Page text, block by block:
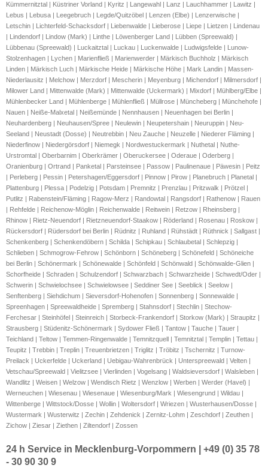
Kümmernitztal | Küstriner Vorland | Kyritz | Langewahl | Lanz | Lauchhammer | Lawitz |
Lebus | Lebusa | Leegebruch | Legde/Quitzöbel | Lenzen (Elbe) | Lenzerwische |
Letschin | Lichterfeld-Schacksdorf | Liebenwalde | Lieberose | Liepe | Lietzen | Lindenau
| Lindendorf | Lindow (Mark) | Linthe | Löwenberger Land | Lübben (Spreewald) |
Lübbenau (Spreewald) | Luckaitztal | Luckau | Luckenwalde | Ludwigsfelde | Lunow-
Stolzenhagen | Lychen | Marienfließ | Marienwerder | Märkisch Buchholz | Märkisch
Linden | Märkisch Luch | Märkische Heide | Märkische Höhe | Mark Landin | Massen-
Niederlausitz | Melchow | Merzdorf | Mescherin | Meyenburg | Michendorf | Milmersdorf |
Milower Land | Mittenwalde (Mark) | Mittenwalde (Uckermark) | Mixdorf | Mühlberg/Elbe |
Mühlenbecker Land | Mühlenberge | Mühlenfließ | Müllrose | Müncheberg | Münchehofe |
Nauen | Neiße-Malxetal | Neißemünde | Nennhausen | Neuenhagen bei Berlin |
Neuhardenberg | Neuhausen/Spree | Neulewin | Neupetershain | Neuruppin | Neu-
Seeland | Neustadt (Dosse) | Neutrebbin | Neu Zauche | Neuzelle | Niederer Fläming |
Niederfinow | Niedergörsdorf | Niemegk | Nordwestuckermark | Nuthetal | Nuthe-
Urstromtal | Oberbarnim | Oberkrämer | Oberuckersee | Oderaue | Oderberg |
Oranienburg | Ortrand | Panketal | Parsteinsee | Passow | Paulinenaue | Päwesin | Peitz
| Perleberg | Pessin | Petershagen/Eggersdorf | Pinnow | Pirow | Planebruch | Planetal |
Plattenburg | Plessa | Podelzig | Potsdam | Premnitz | Prenzlau | Pritzwalk | Prötzel |
Putlitz | Rabenstein/Fläming | Ragow-Merz | Randowtal | Rangsdorf | Rathenow | Rauen
| Rehfelde | Reichenow-Möglin | Reichenwalde | Reitwein | Retzow | Rheinsberg |
Rhinow | Rietz-Neuendorf | Rietzneuendorf-Staakow | Röderland | Rosenau | Roskow |
Rückersdorf | Rüdersdorf bei Berlin | Rüdnitz | Ruhland | Rühstädt | Rüthnick | Sallgast |
Schenkenberg | Schenkendöbern | Schilda | Schipkau | Schlaubetal | Schlepzig |
Schlieben | Schmogrow-Fehrow | Schönborn | Schöneberg | Schönefeld | Schöneiche
bei Berlin | Schönermark | Schönewalde | Schönfeld | Schönwald | Schönwalde-Glien |
Schorfheide | Schraden | Schulzendorf | Schwarzbach | Schwarzheide | Schwedt/Oder |
Schwerin | Schwielochsee | Schwielowsee | Seddiner See | Seeblick | Seelow |
Senftenberg | Siehdichum | Sieversdorf-Hohenofen | Sonnenberg | Sonnewalde |
Spreenhagen | Spreewaldheide | Spremberg | Stahnsdorf | Stechlin | Stechow-
Ferchesar | Steinhöfel | Steinreich | Storbeck-Frankendorf | Storkow (Mark) | Straupitz |
Strausberg | Stüdenitz-Schönermark | Sydower Fließ | Tantow | Tauche | Tauer |
Teichland | Teltow | Temmen-Ringenwalde | Temnitzquell | Temnitztal | Templin | Tettau |
Teupitz | Trebbin | Treplin | Treuenbrietzen | Triglitz | Tröbitz | Tschernitz | Turnow-
Preilack | Uckerfelde | Uckerland | Uebigau-Wahrenbrück | Unterspreewald | Velten |
Vetschau/Spreewald | Vielitzsee | Vierlinden | Vogelsang | Waldsieversdorf | Walsleben |
Wandlitz | Weisen | Welzow | Wendisch Rietz | Wenzlow | Werben | Werder (Havel) |
Werneuchen | Wiesenau | Wiesenaue | Wiesenburg/Mark | Wiesengrund | Wildau |
Wittenberge | Wittstock/Dosse | Wollin | Woltersdorf | Wriezen | Wusterhausen/Dosse |
Wustermark | Wusterwitz | Zechin | Zehdenick | Zernitz-Lohm | Zeschdorf | Zeuthen |
Zichow | Ziesar | Ziethen | Ziltendorf | Zossen
24 h Service in Mecklenburg-Vorpommern | +49 (0) 35 78
- 30 90 30 9